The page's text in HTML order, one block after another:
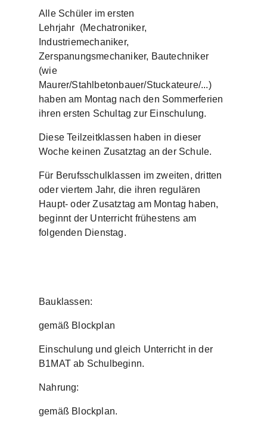
Alle Schüler im ersten
Lehrjahr (Mechatroniker,
Industriemechaniker,
Zerspanungsmechaniker, Bautechniker
(wie
Maurer/Stahlbetonbauer/Stuckateure/...)
haben am Montag nach den Sommerferien
ihren ersten Schultag zur Einschulung.
Diese Teilzeitklassen haben in dieser
Woche keinen Zusatztag an der Schule.
Für Berufsschulklassen im zweiten, dritten
oder viertem Jahr, die ihren regulären
Haupt- oder Zusatztag am Montag haben,
beginnt der Unterricht frühestens am
folgenden Dienstag.
Bauklassen:
gemäß Blockplan
Einschulung und gleich Unterricht in der
B1MAT ab Schulbeginn.
Nahrung:
gemäß Blockplan.